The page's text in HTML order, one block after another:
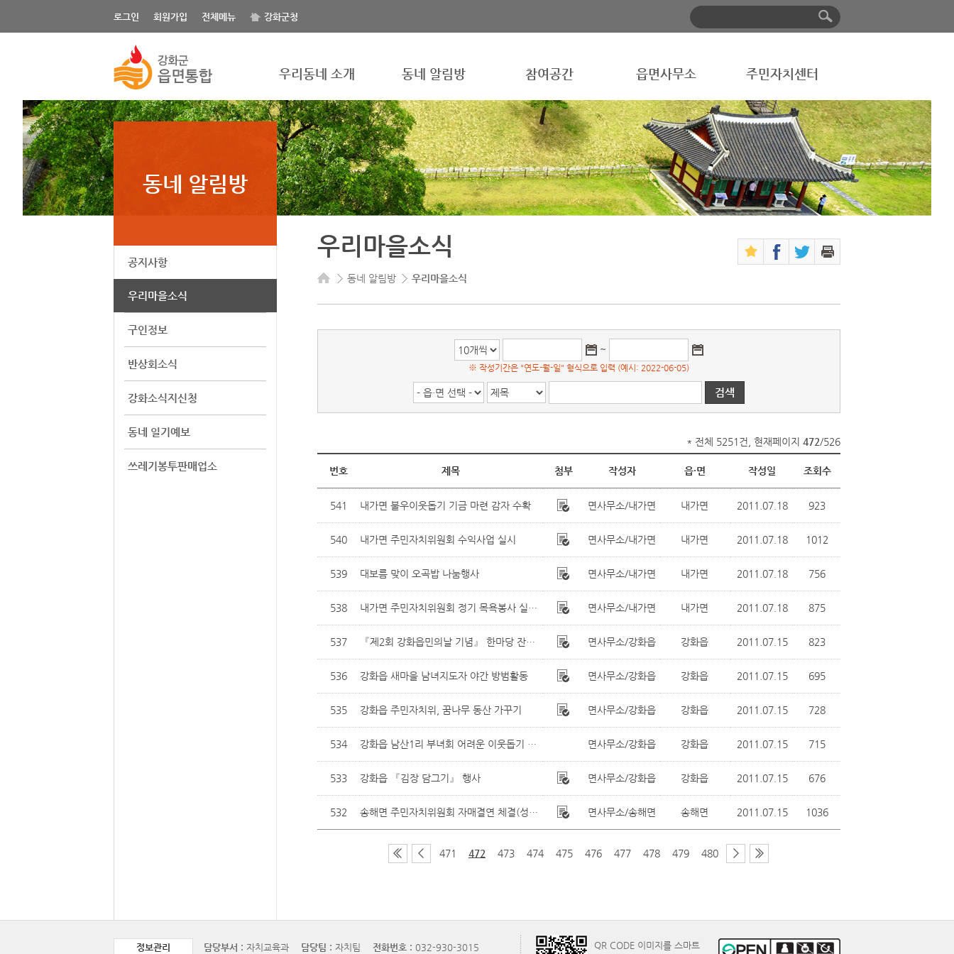
로그인 회원가입 전체메뉴 강화군청
우리동네 소개 동네 알림방 참여공간 읍면사무소 주민자치센터
동네 알림방
공지사항
우리마을소식
구인정보
반상회소식
강화소식지신청
동네 일기예보
쓰레기봉투판매업소
우리마을소식
동네 알림방 우리마을소식
~
※ 작성기간은 "연도-월-일" 형식으로 입력 (예시: 2022-06-05)
* 전체 5251건, 현재페이지 472/526
번호 제목 첨부 작성자 읍·면 작성일 조회수
541 내가면 불우이웃돕기 기금 마련 감자 수확 면사무소/내가면 내가면 2011.07.18 923
540 내가면 주민자치위원회 수익사업 실시 면사무소/내가면 내가면 2011.07.18 1012
539 대보름 맞이 오곡밥 나눔행사 면사무소/내가면 내가면 2011.07.18 756
538 내가면 주민자치위원회 정기 목욕봉사 실시(2011년 1월) 면사무소/내가면 내가면 2011.07.18 875
537 『제2회 강화읍민의날 기념』 한마당 잔치 개최 면사무소/강화읍 강화읍 2011.07.15 823
536 강화읍 새마을 남녀지도자 야간 방범활동 면사무소/강화읍 강화읍 2011.07.15 695
535 강화읍 주민자치위, 꿈나무 동산 가꾸기 면사무소/강화읍 강화읍 2011.07.15 728
534 강화읍 남산1리 부녀회 어려운 이웃돕기 쌀 기탁 면사무소/강화읍 강화읍 2011.07.15 715
533 강화읍 『김장 담그기』 행사 면사무소/강화읍 강화읍 2011.07.15 676
532 송해면 주민자치위원회 자매결연 체결(성동구 금호4가동) 면사무소/송해면 송해면 2011.07.15 1036
471 472 473 474 475 476 477 478 479 480
정보관리 담당부서 : 자치교육과 담당팀 : 자치팀 전화번호 : 032-930-3015
QR CODE 이미지를 스마트